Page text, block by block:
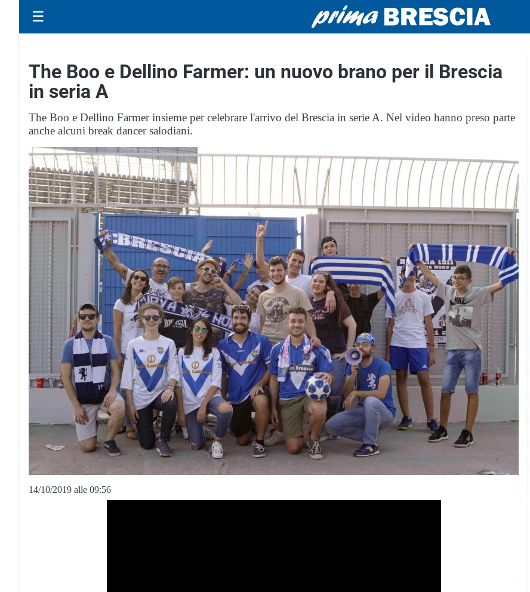
☰
The Boo e Dellino Farmer: un nuovo brano per il Brescia
in seria A
The Boo e Dellino Farmer insieme per celebrare l'arrivo del Brescia in serie A. Nel video hanno preso parte
anche alcuni break dancer salodiani.
14/10/2019 alle 09:56